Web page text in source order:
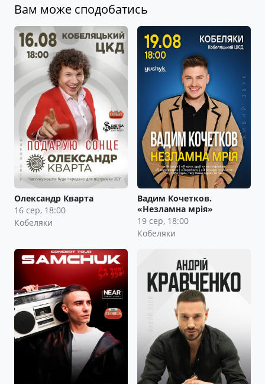
Вам може сподобатись
Олександр Кварта
16 сер, 18:00
Кобеляки
Вадим Кочетков.
«Незламна мрія»
19 сер, 18:00
Кобеляки